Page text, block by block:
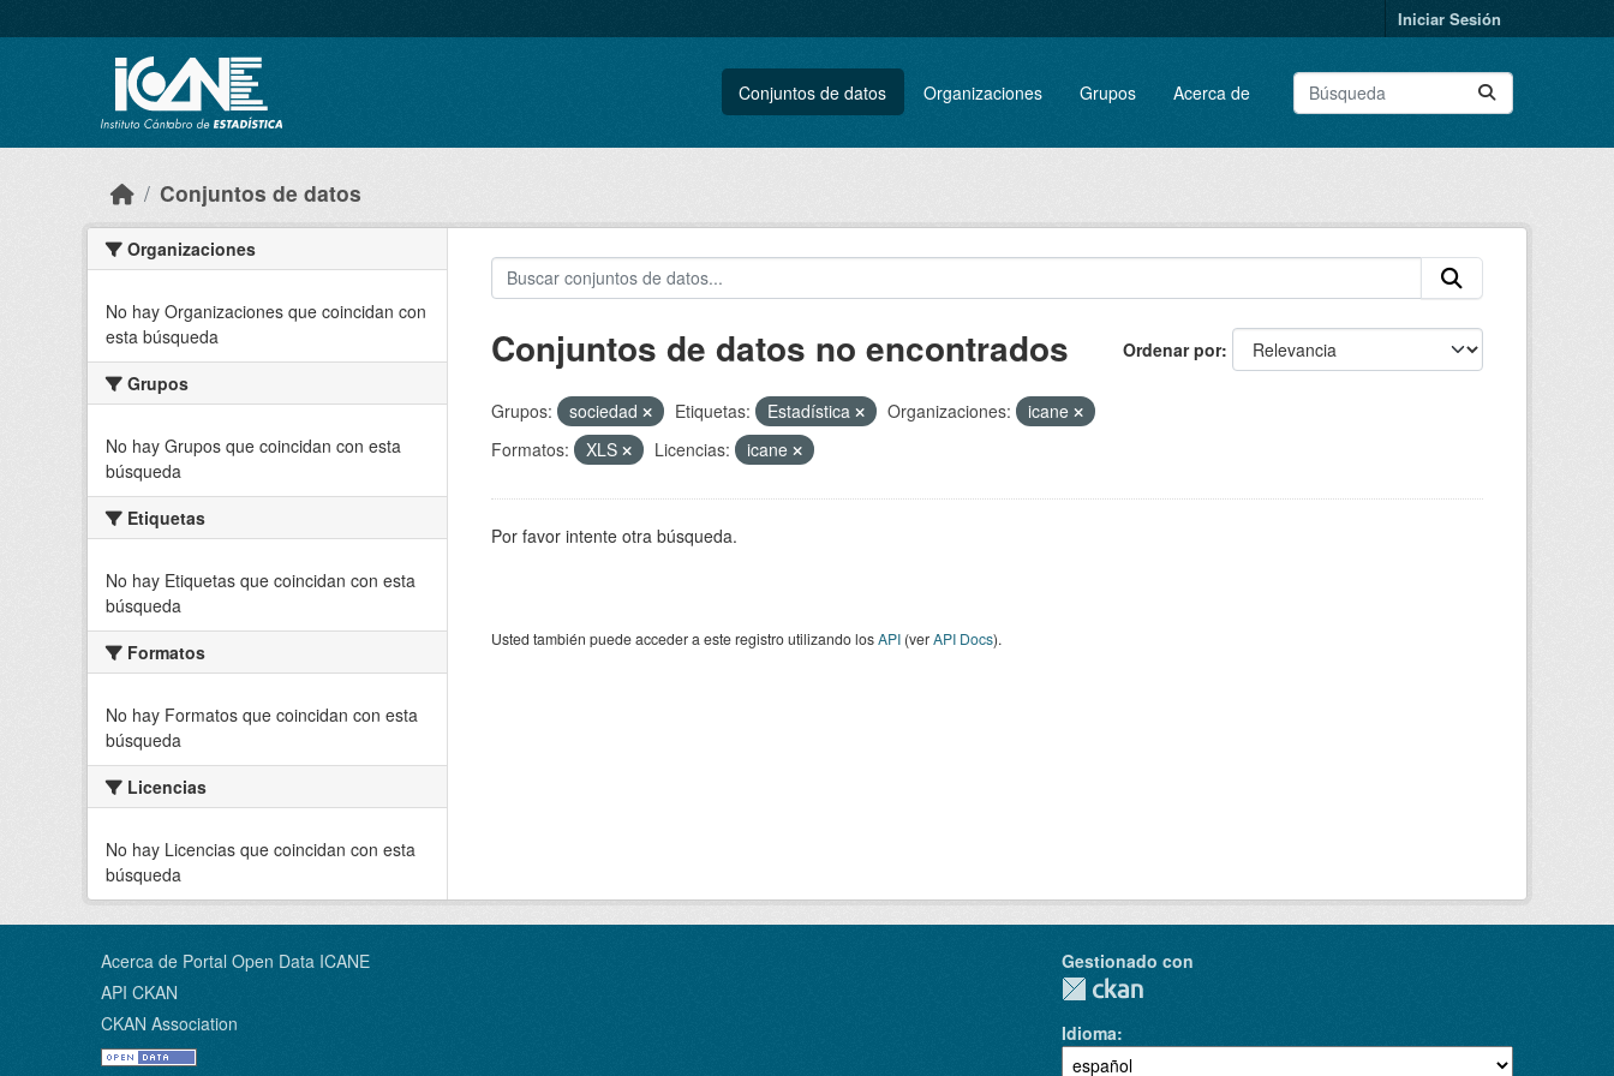
Iniciar Sesión
Conjuntos de datos Organizaciones Grupos Acerca de
Conjuntos de datos
Organizaciones
No hay Organizaciones que coincidan con
esta búsqueda
Grupos
No hay Grupos que coincidan con esta
búsqueda
Etiquetas
No hay Etiquetas que coincidan con esta
búsqueda
Formatos
No hay Formatos que coincidan con esta
búsqueda
Licencias
No hay Licencias que coincidan con esta
búsqueda
Ordenar por
Conjuntos de datos no encontrados
Grupos: sociedad Etiquetas: Estadística Organizaciones:
icane
Formatos:
XLS Licencias: icane
Por favor intente otra búsqueda.
Usted también puede acceder a este registro utilizando losAPI(verAPI Docs).
Acerca de Portal Open Data ICANE
API CKAN
CKAN Association
Gestionado con
Idioma